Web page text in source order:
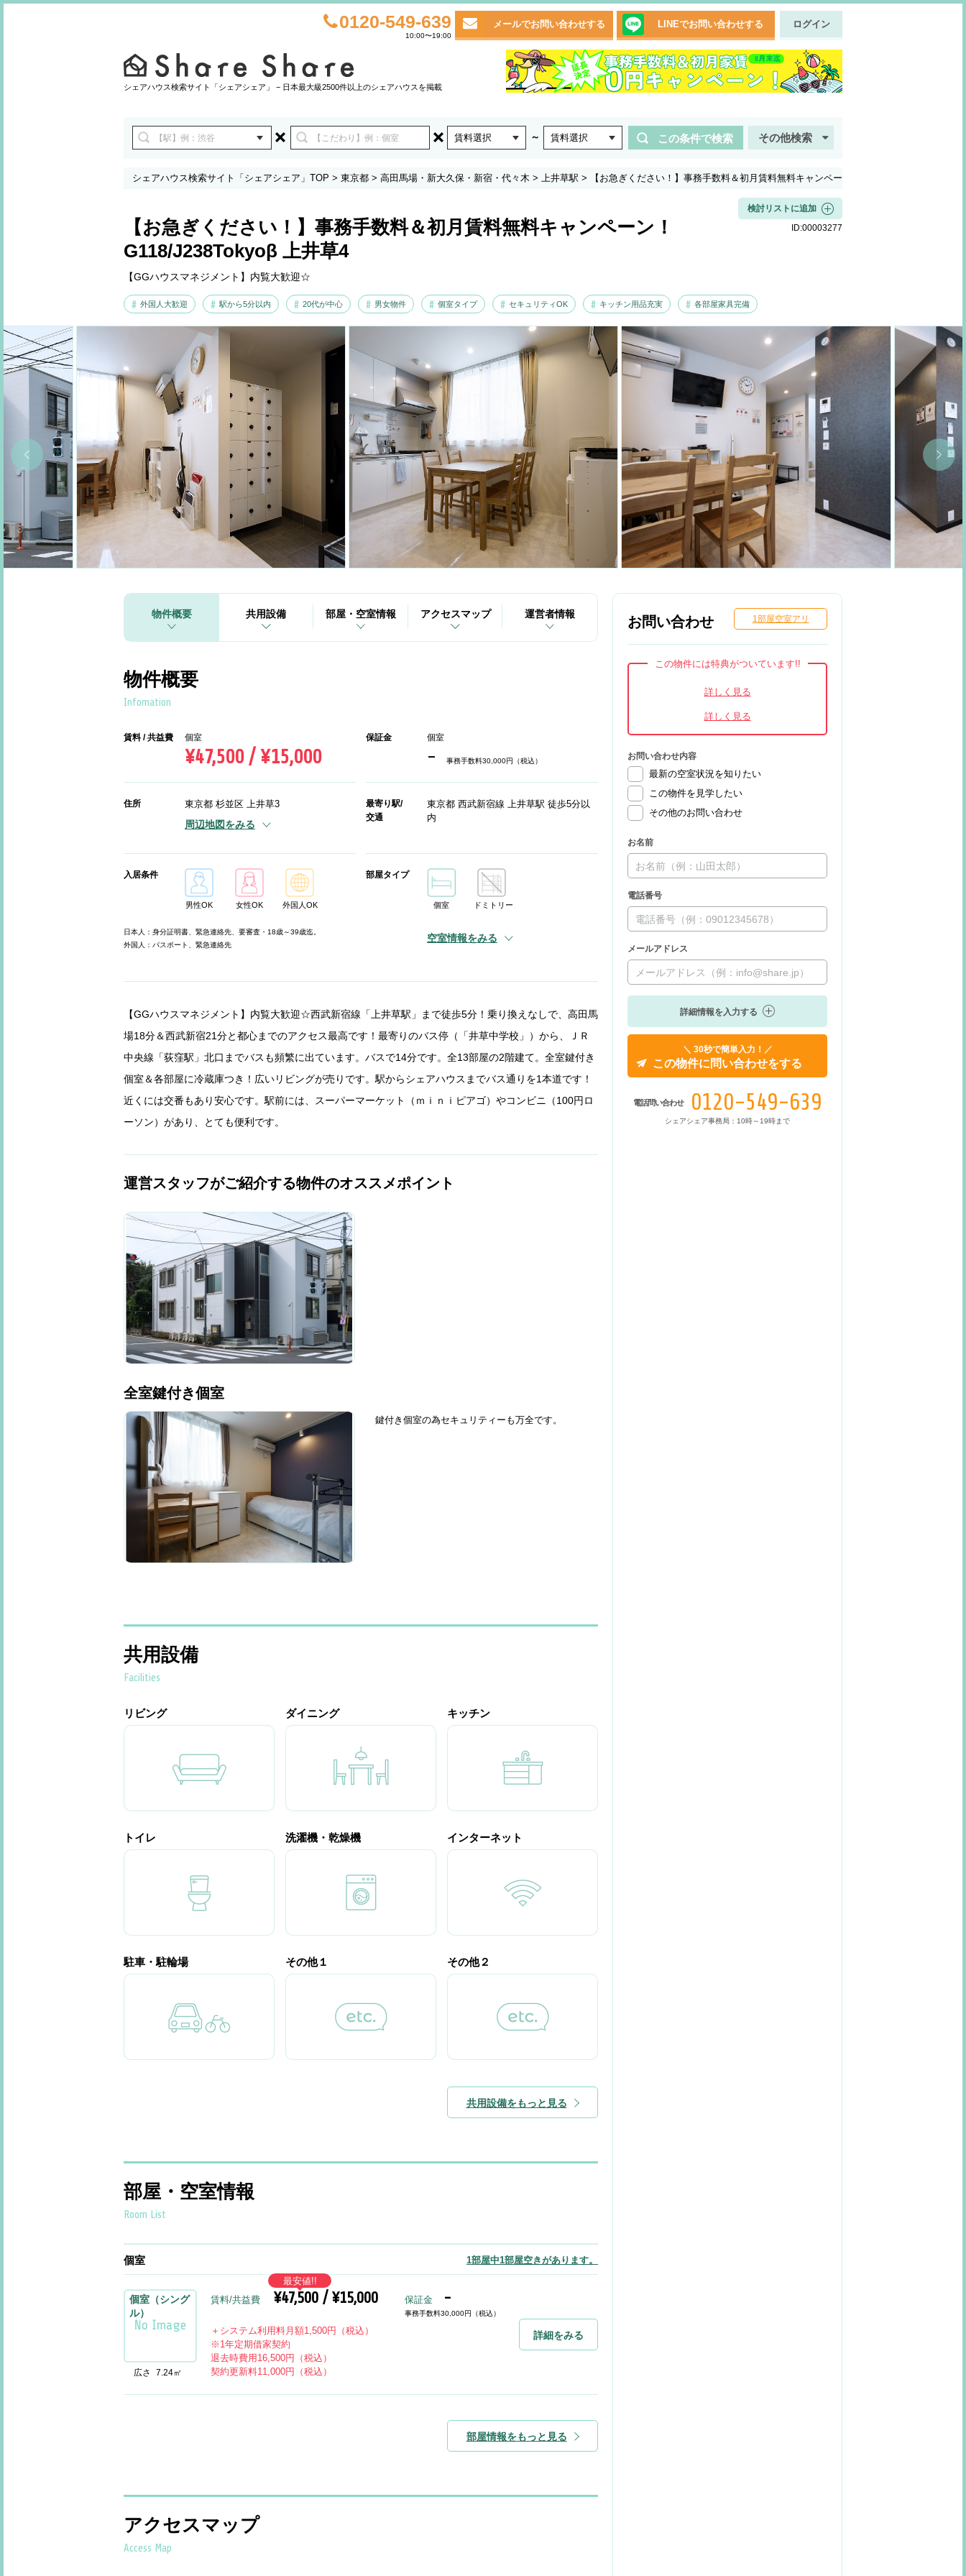
0120-549-639
10:00〜19:00
メールでお問い合わせする LINEでお問い合わせする ログイン
シェアハウス検索サイト「シェアシェア」 − 日本最大級2500件以上のシェアハウスを掲載
賃料選択 ～ 賃料選択 この条件で検索 その他検索
シェアハウス検索サイト「シェアシェア」TOP > 東京都 > 高田馬場・新大久保・新宿・代々木 > 上井草駅 >
【お急ぎください！】事務手数料＆初月賃料無料キャンペー
【お急ぎください！】事務手数料＆初月賃料無料キャンペーン！
G118/J238Tokyoβ 上井草4
【GGハウスマネジメント】内覧大歓迎☆
外国人大歓迎 駅から5分以内 20代が中心 男女物件 個室タイプ セキュリティOK キッチン用品充実 各部屋家具完備
検討リストに追加
ID:00003277
物件概要 共用設備 部屋・空室情報 アクセスマップ 運営者情報
物件概要
Infomation
賃料 / 共益費 個室
¥47,500 / ¥15,000
保証金 個室
- 事務手数料30,000円（税込）
住所 東京都 杉並区 上井草3
周辺地図をみる
最寄り駅/
交通
東京都 西武新宿線 上井草駅 徒歩5分以
内
入居条件
男性OK 女性OK 外国人OK
日本人：身分証明書、緊急連絡先、要審査・18歳～39歳迄。
外国人：パスポート、緊急連絡先
部屋タイプ
個室 ドミトリー
空室情報をみる
【GGハウスマネジメント】内覧大歓迎☆西武新宿線「上井草駅」まで徒歩5分！乗り換えなしで、高田馬
場18分＆西武新宿21分と都心までのアクセス最高です！最寄りのバス停（「井草中学校」）から、ＪＲ
中央線「荻窪駅」北口までバスも頻繁に出ています。バスで14分です。全13部屋の2階建て。全室鍵付き
個室＆各部屋に冷蔵庫つき！広いリビングが売りです。駅からシェアハウスまでバス通りを1本道です！
近くには交番もあり安心です。駅前には、スーパーマーケット（ｍｉｎｉピアゴ）やコンビニ（100円ロ
ーソン）があり、とても便利です。
運営スタッフがご紹介する物件のオススメポイント
全室鍵付き個室
鍵付き個室の為セキュリティーも万全です。
共用設備
Facilities
リビング ダイニング キッチン
トイレ 洗濯機・乾燥機 インターネット
駐車・駐輪場 その他１ その他２
共用設備をもっと見る
部屋・空室情報
Room List
個室 1部屋中1部屋空きがあります。
個室（シング
ル）
広さ 7.24㎡
賃料/共益費 ¥47,500 / ¥15,000
最安値!!
保証金
-
事務手数料30,000円（税込）
＋システム利用料月額1,500円（税込）
※1年定期借家契約
退去時費用16,500円（税込）
契約更新料11,000円（税込）
詳細をみる
部屋情報をもっと見る
アクセスマップ
Access Map
お問い合わせ 1部屋空室アリ
この物件には特典がついています!!
お問い合わせ内容
最新の空室状況を知りたい
この物件を見学したい
その他のお問い合わせ
お名前
電話番号
メールアドレス
詳細情報を入力する
＼ 30秒で簡単入力！／
この物件に問い合わせをする
電話問い合わせ 0120-549-639
シェアシェア事務局：10時～19時まで